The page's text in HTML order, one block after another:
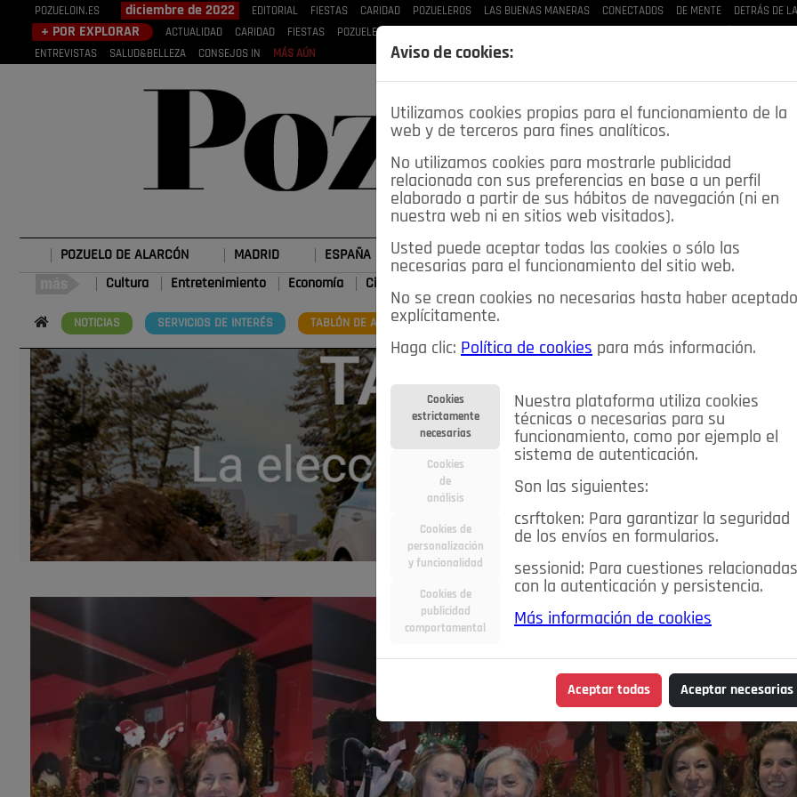
POZUELOIN.ES diciembre de 2022 EDITORIAL FIESTAS CARIDAD POZUELEROS LAS BUENAS MANERAS CONECTADOS DE MENTE DETRÁS DE
+ POR EXPLORAR ACTUALIDAD CARIDAD FIESTAS POZUELEROS
ENTREVISTAS
SALUD&BELLEZA CONSEJOS IN MÁS AÚN
POZUELO DE ALARCÓN MADRID ESPAÑA DEPORTES OPINIÓN IN SALUD 🔴 EN DIRECTO
Cultura Entretenimiento Economía Ciencia&Tecnología
NOTICIAS SERVICIOS DE INTERÉS TABLÓN DE ANUNCIOS MIS ANUNCIOS
Aviso de cookies:
Utilizamos cookies propias para el funcionamiento de la
web y de terceros para fines analíticos.
No utilizamos cookies para mostrarle publicidad
relacionada con sus preferencias en base a un perfil
elaborado a partir de sus hábitos de navegación (ni en
nuestra web ni en sitios web visitados).
Usted puede aceptar todas las cookies o sólo las
necesarias para el funcionamiento del sitio web.
No se crean cookies no necesarias hasta haber aceptado
explícitamente.
Haga clic: Política de cookies para más información.
Cookies
estrictamente
necesarias
Cookies
de
análisis
Cookies de
personalización
y funcionalidad
Cookies de
publicidad
comportamental
Nuestra plataforma utiliza cookies
técnicas o necesarias para su
funcionamiento, como por ejemplo el
sistema de autenticación.
Son las siguientes:
csrftoken: Para garantizar la seguridad
de los envíos en formularios.
sessionid: Para cuestiones relacionadas
con la autenticación y persistencia.
Más información de cookies
Aceptar todas Aceptar necesarias